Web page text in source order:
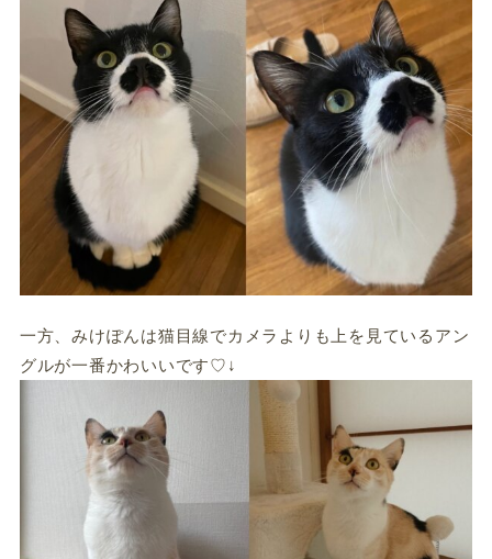
一方、みけぽんは猫目線でカメラよりも上を見ているアン
グルが一番かわいいです♡↓